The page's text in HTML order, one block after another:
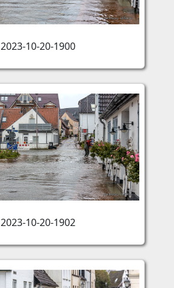
2023-10-20-1900
2023-10-20-1902